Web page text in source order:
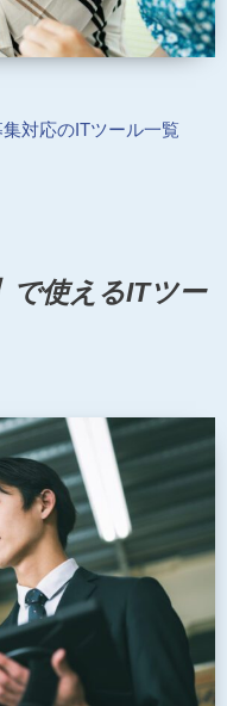
対応のITツール一覧
で使えるITツー